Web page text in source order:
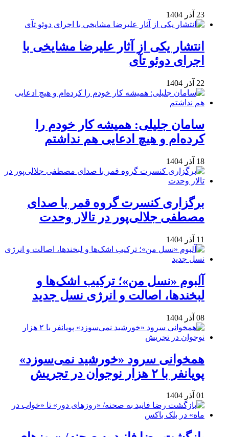
23 آذر 1404
انتشار یکی از آثار علیرضا مشایخی با
اجرای دوئو تآی
22 آذر 1404
سامان جلیلی: همیشه کار خودم را
کرده‌ام و هیچ ادعایی هم نداشتم
18 آذر 1404
برگزاری کنسرت گروه قمر با صدای
مصطفی جلالی‌پور در تالار وحدت
11 آذر 1404
آلبوم «نسل من»؛ ترکیب اشک‌ها و
لبخندها، اصالت و انرژی نسل جدید
08 آذر 1404
همخوانی سرود «خورشید نمی‌سوزد»
پویانفر با ۲ هزار نوجوان در تجریش
01 آذر 1404